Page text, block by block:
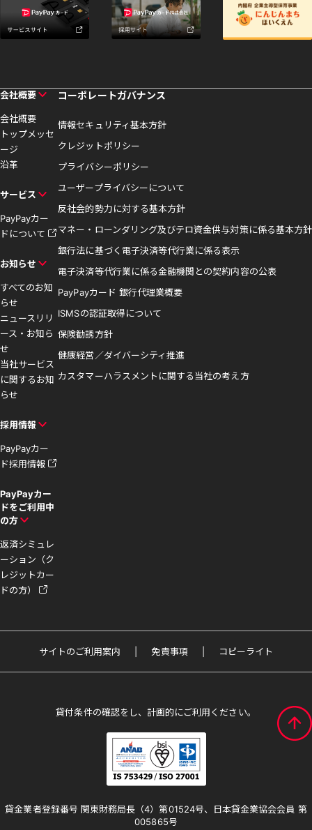
会社概要
会社概要
トップメッセ
ージ
沿革
サービス
PayPayカー
ドについて
お知らせ
すべてのお知
らせ
ニュースリリ
ース・お知ら
せ
当社サービス
に関するお知
らせ
採用情報
PayPayカー
ド採用情報
PayPayカー
ドをご利用中
の方
返済シミュレ
ーション（ク
レジットカー
ドの方）
コーポレートガバナンス
情報セキュリティ基本方針
クレジットポリシー
プライバシーポリシー
ユーザープライバシーについて
反社会的勢力に対する基本方針
マネー・ローンダリング及びテロ資金供与対策に係る基本方針
銀行法に基づく電子決済等代行業に係る表示
電子決済等代行業に係る金融機関との契約内容の公表
PayPayカード 銀行代理業概要
ISMSの認証取得について
保険勧誘方針
健康経営／ダイバーシティ推進
カスタマーハラスメントに関する当社の考え方
サイトのご利用案内 免責事項 コピーライト
貸付条件の確認をし、計画的にご利用ください。
貸金業者登録番号 関東財務局長（4）第01524号、日本貸金業協会会員 第
005865号